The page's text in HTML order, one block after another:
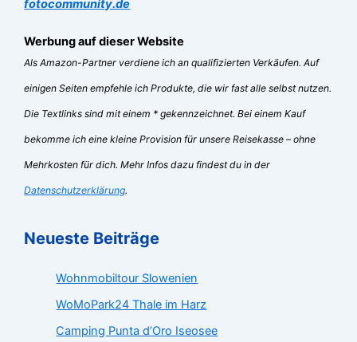
fotocommunity.de
Werbung auf dieser Website
Als Amazon-Partner verdiene ich an qualifizierten Verkäufen. Auf
einigen Seiten empfehle ich Produkte, die wir fast alle selbst nutzen.
Die Textlinks sind mit einem * gekennzeichnet. Bei einem Kauf
bekomme ich eine kleine Provision für unsere Reisekasse – ohne
Mehrkosten für dich. Mehr Infos dazu findest du in der
Datenschutzerklärung.
Neueste Beiträge
Wohnmobiltour Slowenien
WoMoPark24 Thale im Harz
Camping Punta d’Oro Iseosee